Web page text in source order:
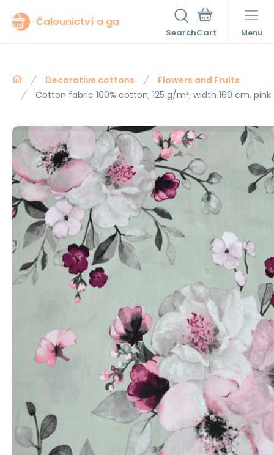
Čalounictví a ga
Search Menu
Decorative cottons
Flowers and Fruits
Cotton fabric 100% cotton, 125 g/m², width 160 cm,